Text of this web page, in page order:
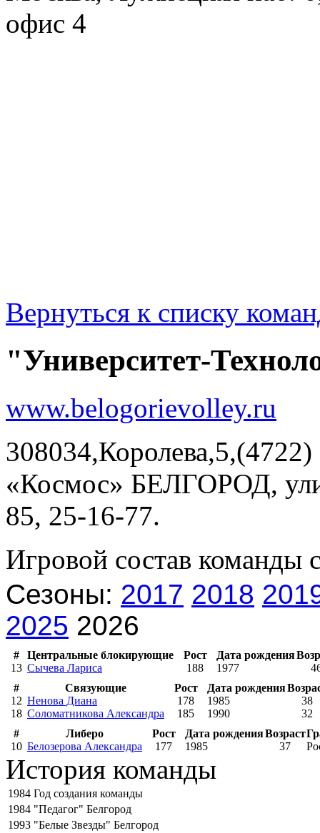
офис 4
Вернуться к списку
"Университет-
www.belogorievolley.ru
«Космос» БЕЛГОРОД,
85, 25-16-77.
Игровой состав команды
Сезоны: 2017 2018
2025 2026
# Центральные блокирующие Рост Дата рождения
13 Сычева Лариса 188 1977
#
Связующие Рост Дата рождения
12 Ненова Диана 178 1985
38
18 Соломатникова Александра 185 1990
32
#
Либеро Рост Дата рожденияВозраст
10 Белозерова Александра 177 1985 37
История команды
1984 Год создания команды
1984 "Педагог" Белгород
1993 "Белые Звезды" Белгород